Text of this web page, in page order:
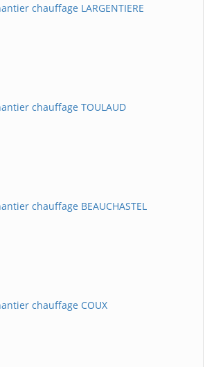
chauffage LARGENTIERE
chauffage TOULAUD
chauffage BEAUCHASTEL
chauffage COUX